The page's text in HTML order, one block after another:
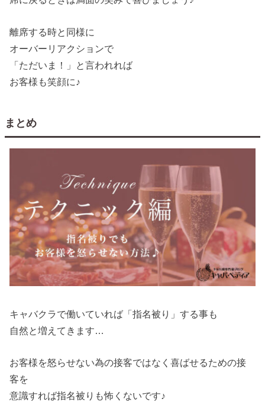
離席する時と同様に
オーバーリアクションで
「ただいま！」と言われれば
お客様も笑顔に♪
まとめ
キャバクラで働いていれば「指名被り」する事も
自然と増えてきます…
お客様を怒らせない為の接客ではなく喜ばせるための接
客を
意識すれば指名被りも怖くないです♪